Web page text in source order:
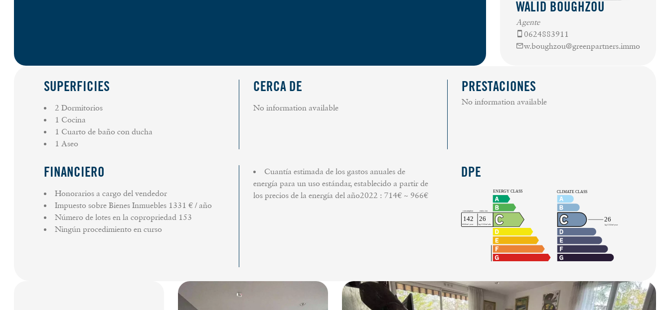
WALID BOUGHZOU
Agente
0624883911
w.boughzou@greenpartners.immo
SUPERFICIES
2 Dormitorios
1 Cocina
1 Cuarto de baño con ducha
1 Aseo
CERCA DE
No information available
PRESTACIONES
No information available
FINANCIERO
Honorarios a cargo del vendedor
Impuesto sobre Bienes Inmuebles 1331 € / año
Número de lotes en la copropriedad 153
Ningún procedimiento en curso
Cuantía estimada de los gastos anuales de
energía para un uso estándar, establecido a partir de
los precios de la energía del año2022 : 714€ ~ 966€
DPE